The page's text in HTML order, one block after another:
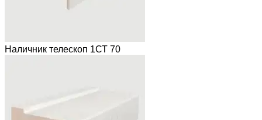
Наличник телескоп 1СТ 70